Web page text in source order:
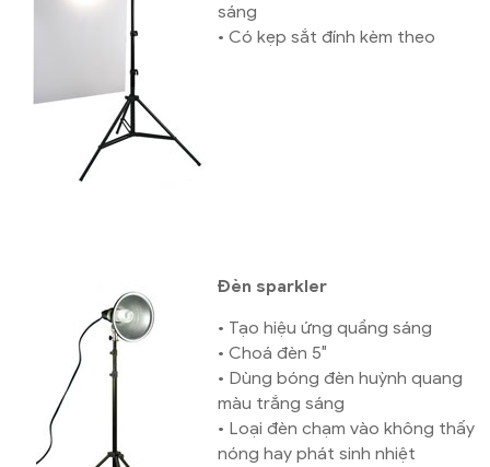
sáng
• Có kẹp sắt đính kèm theo
Đèn sparkler
• Tạo hiệu ứng quầng sáng
• Choá đèn 5″
• Dùng bóng đèn huỳnh quang
màu trắng sáng
• Loại đèn chạm vào không thấy
nóng hay phát sinh nhiệt